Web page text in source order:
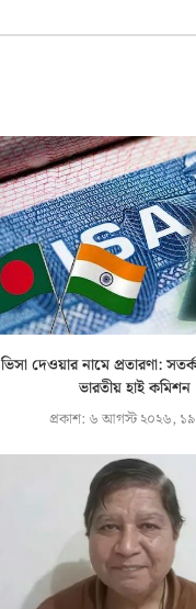
ভিসা দেওয়ার নামে প্রতারণা:
ভারতীয় হাই কমিশন
প্রকাশ: ৬ আগস্ট ২০২৬,